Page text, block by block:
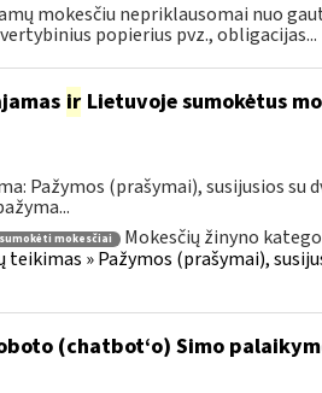
mokesčiu nepriklausomai nuo
popierius pvz., obligacijas...
irLietuvoje sumokėtus
Pažymos (prašymai), susijusios su
sumokėti mokesčiai Mokesčių žinyno
» Pažymos (prašymai),
(chatbot‘o) Simo